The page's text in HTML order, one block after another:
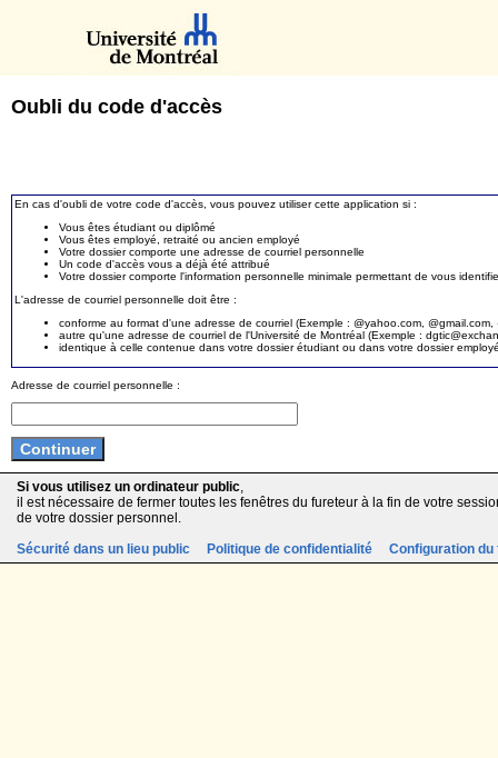
Oubli du code d'accès
En cas d'oubli de votre code d'accès, vous pouvez utiliser cette application si :
Vous êtes étudiant ou diplômé
Vous êtes employé, retraité ou ancien employé
Votre dossier comporte une adresse de courriel personnelle
Un code d'accès vous a déjà été attribué
Votre dossier comporte l'information personnelle minimale permettant de vous
L'adresse de courriel personnelle doit être :
conforme au format d'une adresse de courriel (Exemple : @yahoo.com,
autre qu'une adresse de courriel de l'Université de Montréal (Exemple :
identique à celle contenue dans votre dossier étudiant ou dans votre dossier
Adresse de courriel personnelle :
Si vous utilisez un ordinateur public,
il est nécessaire de fermer toutes les fenêtres du fureteur à la fin de votre
de votre dossier personnel.
Sécurité dans un lieu public
Politique de confidentialité Configuration du